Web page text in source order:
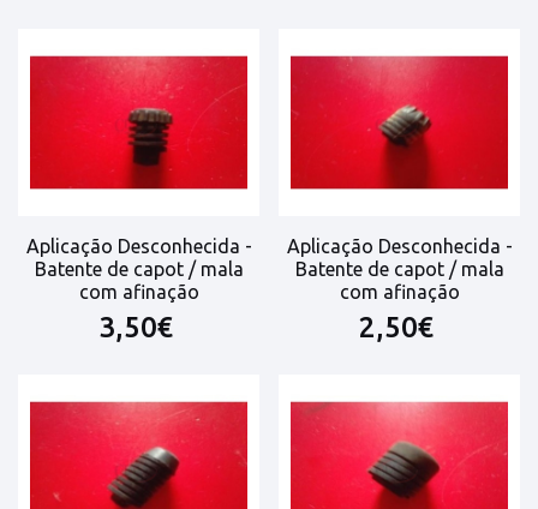
Aplicação Desconhecida -
Batente de capot / mala
com afinação
3,50€
Aplicação Desconhecida -
Batente de capot / mala
com afinação
2,50€